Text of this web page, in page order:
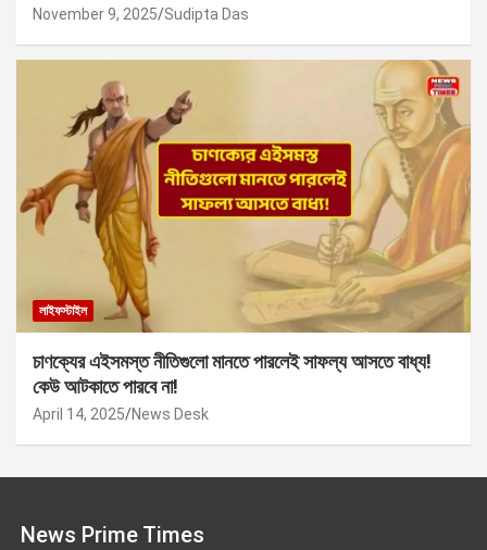
November 9, 2025 Sudipta Das
লাইফস্টাইল
চাণক্যের এইসমস্ত নীতিগুলো মানতে পারলেই সাফল্য আসতে বাধ্য!
কেউ আটকাতে পারবে না!
April 14, 2025 News Desk
News Prime Times